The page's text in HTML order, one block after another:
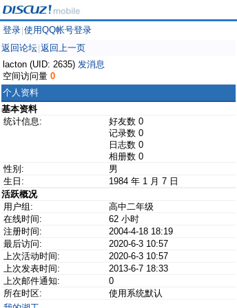
登录 使用QQ帐号登录
返回论坛 返回上一页
lacton (UID: 2635) 发消息
空间访问量 0
个人资料
基本资料
统计信息:
好友数 0
记录数 0
日志数 0
相册数 0
性别:
男
生日:
1984 年 1 月 7 日
活跃概况
用户组:
高中二年级
在线时间:
62 小时
注册时间:
2004-4-18 18:19
最后访问:
2020-6-3 10:57
上次活动时间:
2020-6-3 10:57
上次发表时间:
2013-6-7 18:33
上次邮件通知:
0
所在时区:
使用系统默认